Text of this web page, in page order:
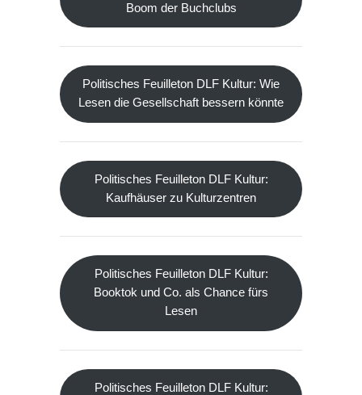
Boom der Buchclubs
Politisches Feuilleton DLF Kultur: Wie
Lesen die Gesellschaft bessern könnte
Politisches Feuilleton DLF Kultur:
Kaufhäuser zu Kulturzentren
Politisches Feuilleton DLF Kultur:
Booktok und Co. als Chance fürs
Lesen
Politisches Feuilleton DLF Kultur: